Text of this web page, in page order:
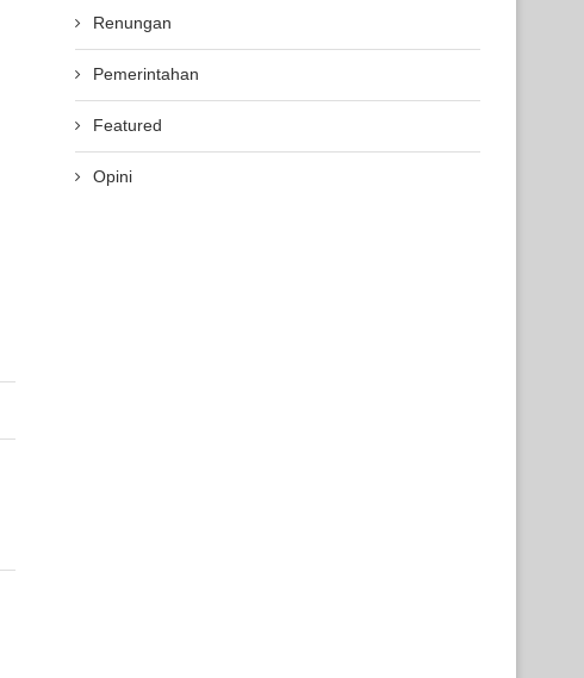
Renungan
Pemerintahan
Featured
Opini